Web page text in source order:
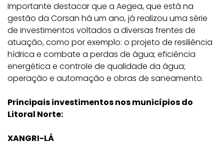
Importante destacar que a Aegea, que está na
gestão da Corsan há um ano, já realizou uma série
de investimentos voltados a diversas frentes de
atuação, como por exemplo: o projeto de resiliência
hídrica e combate a perdas de água; eficiência
energética e controle de qualidade da água;
operação e automação e obras de saneamento.
Principais investimentos nos municípios do
Litoral Norte:
XANGRI-LÁ